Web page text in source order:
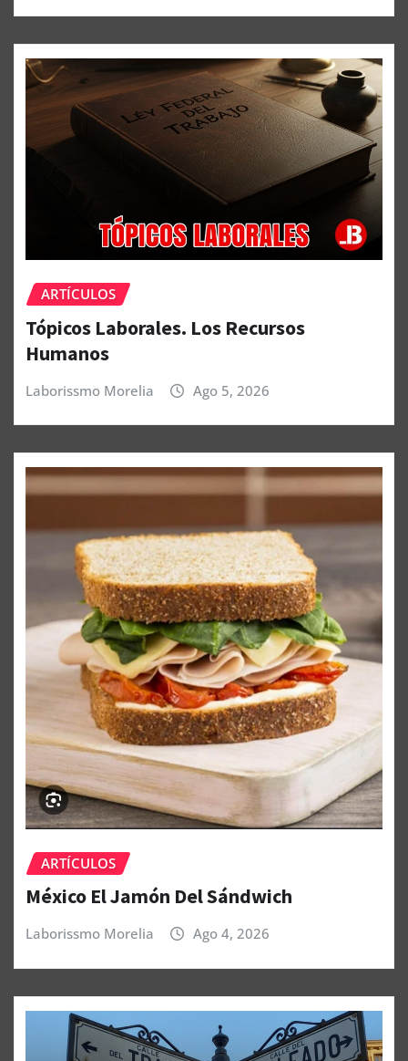
ARTÍCULOS
Tópicos Laborales. Los Recursos
Humanos
Laborissmo Morelia Ago 5, 2026
ARTÍCULOS
México El Jamón Del Sándwich
Laborissmo Morelia Ago 4, 2026